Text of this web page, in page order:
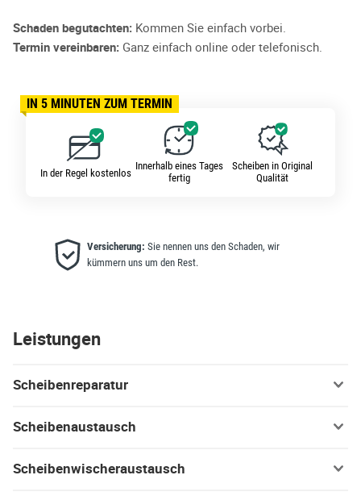
Schaden begutachten: Kommen Sie einfach vorbei.
Termin vereinbaren: Ganz einfach online oder telefonisch.
IN 5 MINUTEN ZUM TERMIN
In der Regel kostenlos
Innerhalb eines Tages
fertig
Scheiben in Original
Qualität
Versicherung: Sie nennen uns den Schaden, wir
kümmern uns um den Rest.
Leistungen
Scheibenreparatur
Scheibenaustausch
Scheibenwischeraustausch